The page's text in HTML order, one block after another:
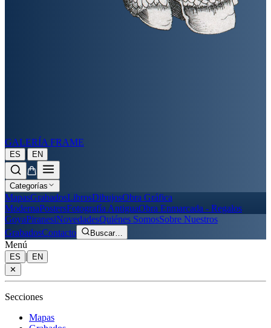
GALERÍA FRAME
ES | EN
Categorías
MapasGrabadosLibrosDibujosObra Gráfica
ModernaPostersFotografía AntiguaObra Enmarcada - Regalos
GoyaPiranesiNovedadesQuiénes SomosSobre Nuestros
GrabadosContacto Buscar…
Menú
ES |
EN
✕
Secciones
Mapas